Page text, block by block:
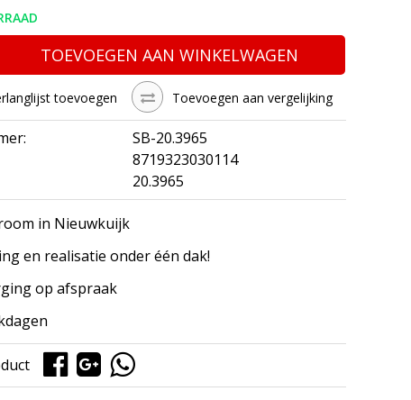
TOEVOEGEN AAN WINKELWAGEN
toevoegen Toevoegen aan vergelijking
SB-20.3965
8719323030114
20.3965
in Nieuwkuijk
en realisatie onder één dak!
op afspraak